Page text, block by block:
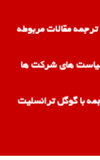
مقالات مربوطه
های شرکت ها
با گوگل ترانسلیت